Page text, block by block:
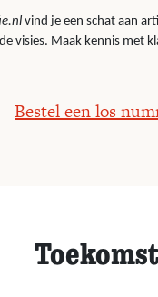
vind je een schat aan
visies. Maak kennis met
Bestel een los